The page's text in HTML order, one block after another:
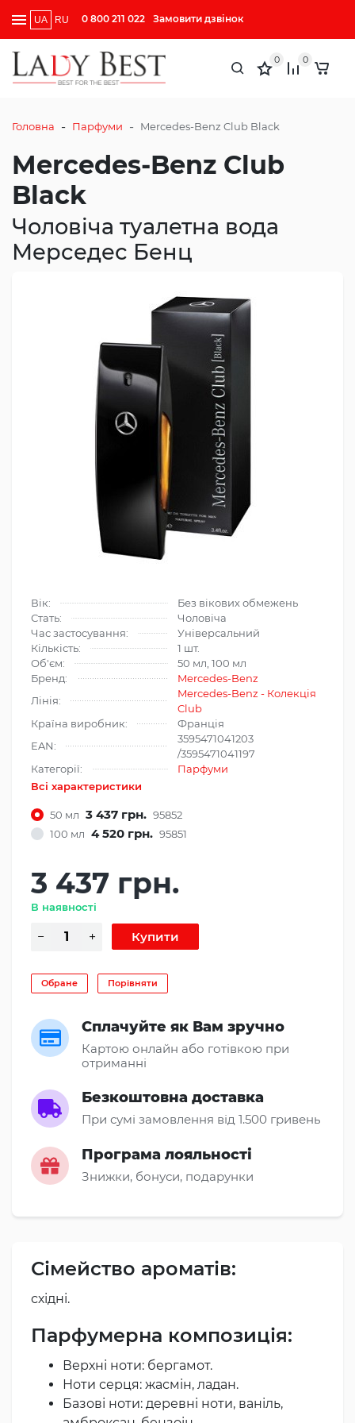
UA RU 0 800 211 022 Замовити дзвінок
0 0
Головна - Парфуми - Mercedes-Benz Club Black
Mercedes-Benz Club
Black
Чоловіча туалетна вода
Мерседес Бенц
Вік:
Без вікових обмежень
Стать:
Чоловіча
Час застосування:
Універсальний
Кількість:
1 шт.
Об'єм:
50 мл, 100 мл
Бренд:
Mercedes-Benz
Лінія:
Mercedes-Benz - Колекція
Club
Країна виробник:
Франція
EAN:
3595471041203
/3595471041197
Категорії:
Парфуми
Всі характеристики
50 мл 3 437 грн. 95852
100 мл 4 520 грн. 95851
3 437 грн.
В наявності
Обране Порівняти
Сплачуйте як Вам зручно
Картою онлайн або готівкою при
отриманні
Безкоштовна доставка
При сумі замовлення від 1.500 гривень
Програма лояльності
Знижки, бонуси, подарунки
Сімейство ароматів:
східні.
Парфумерна композиція:
Верхні ноти: бергамот.
Ноти серця: жасмін, ладан.
Базові ноти: деревні ноти, ваніль,